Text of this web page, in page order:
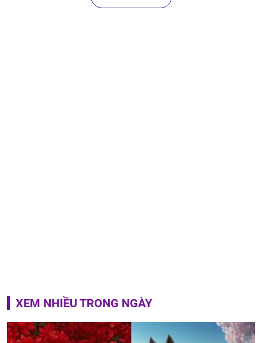
XEM NHIỀU TRONG NGÀY